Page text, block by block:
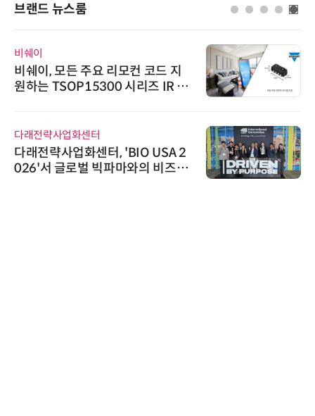
브랜드 뉴스룸
비쉐이
비쉐이, 모든 주요 리모컨 코드 지
원하는 TSOP15300 시리즈 IR 수
다래전략사업화센터
다래전략사업화센터, 'BIO USA 2
026'서 글로벌 빅파마와의 비즈니